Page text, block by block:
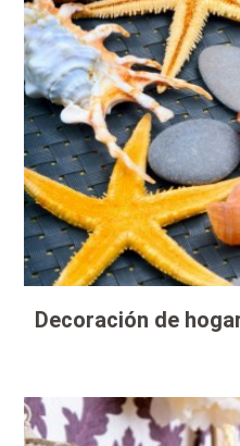
Decoración de